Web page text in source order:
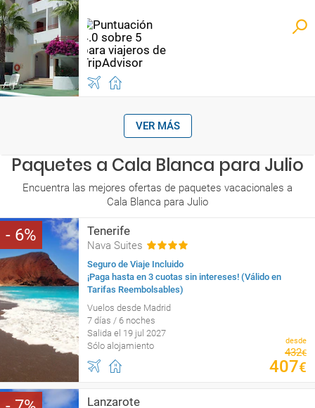
VER MÁS
Paquetes a Cala Blanca para Julio
Encuentra las mejores ofertas de paquetes vacacionales a
Cala Blanca para Julio
6 Tenerife
Nava Suites
Seguro de Viaje Incluido
¡Paga hasta en 3 cuotas sin intereses! (Válido en
Tarifas Reembolsables)
Vuelos desde Madrid
7 días / 6 noches
Salida el 19 jul 2027
Sólo alojamiento
desde
432€
407€
Lanzarote